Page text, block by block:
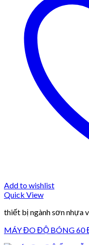
Add to wishlist
Quick View
thiết bị ngành sơn nhựa
MÁY ĐO ĐỘ BÓNG 60